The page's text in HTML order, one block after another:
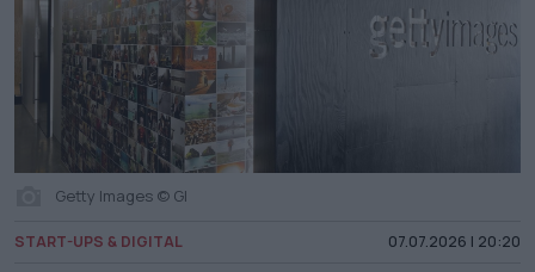
Getty Images © GI
START-UPS & DIGITAL 07.07.2026 | 20:20